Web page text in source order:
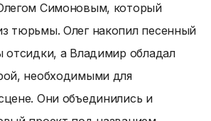
Симоновым, который
тюрьмы. Олег накопил песенный
отсидки, а Владимир обладал
необходимыми для
Они объединились и